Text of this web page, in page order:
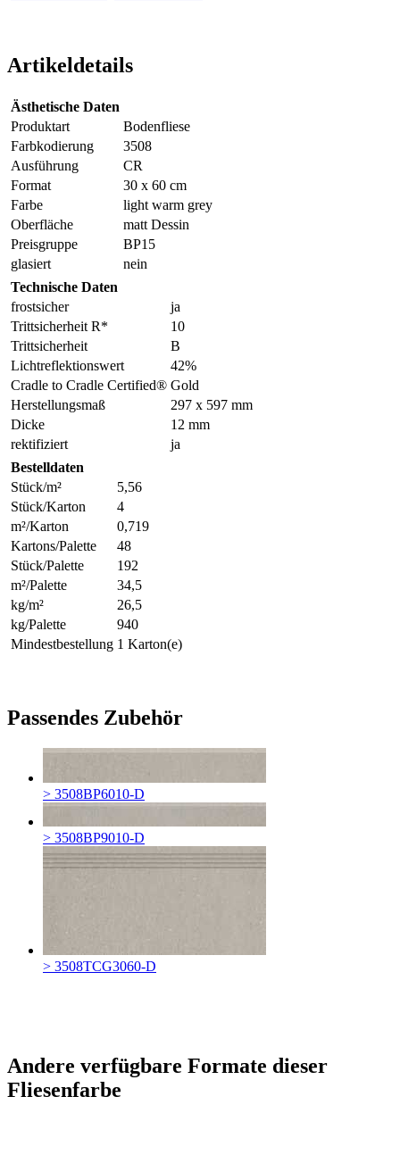
Artikeldetails
Ästhetische Daten
Produktart
Bodenfliese
Farbkodierung
3508
Ausführung
CR
Format
30 x 60 cm
Farbe
light warm grey
Oberfläche
matt Dessin
Preisgruppe
BP15
glasiert
nein
Technische Daten
frostsicher
ja
Trittsicherheit R*
10
Trittsicherheit
B
Lichtreflektionswert
42%
Cradle to Cradle Certified® Gold
Herstellungsmaß
297 x 597 mm
Dicke
12 mm
rektifiziert
ja
Bestelldaten
Stück/m²
5,56
Stück/Karton
4
m²/Karton
0,719
Kartons/Palette
48
Stück/Palette
192
m²/Palette
34,5
kg/m²
26,5
kg/Palette
940
Mindestbestellung 1 Karton(e)
Passendes Zubehör
> 3508BP6010-D
> 3508BP9010-D
> 3508TCG3060-D
Andere verfügbare Formate dieser
Fliesenfarbe